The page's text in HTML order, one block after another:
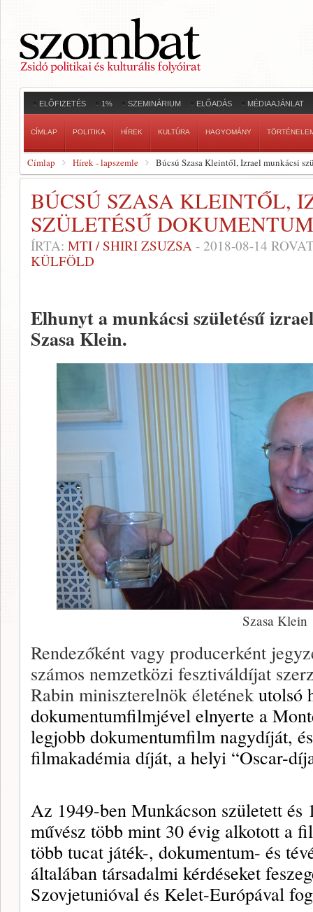
ELŐFIZETÉS 1% SZEMINÁRIUM ELŐADÁS MÉDIAAJÁNLAT
CÍMLAP POLITIKA HÍREK KULTÚRA HAGYOMÁNY
Címlap Hírek - lapszemle Búcsú Szasa Kleintől, Izrael munkácsi
BÚCSÚ SZASA KLEINTŐL,
SZÜLETÉSŰ
ÍRTA: MTI / SHIRI ZSUZSA - 2018-08-14
KÜLFÖLD
Elhunyt a munkácsi születésű
Szasa Klein.
Szasa Klein
Rendezőként vagy producerként
számos nemzetközi fesztiváldíjat
Rabin miniszterelnök életének utolsó
dokumentumfilmjével elnyerte a
legjobb dokumentumfilm nagydíját,
filmakadémia díját, a helyi “Oscar-
Az 1949-ben Munkácson született
művész több mint 30 évig alkotott a
több tucat játék-, dokumentum- és
általában társadalmi kérdéseket
Szovjetunióval és Kelet-Európával